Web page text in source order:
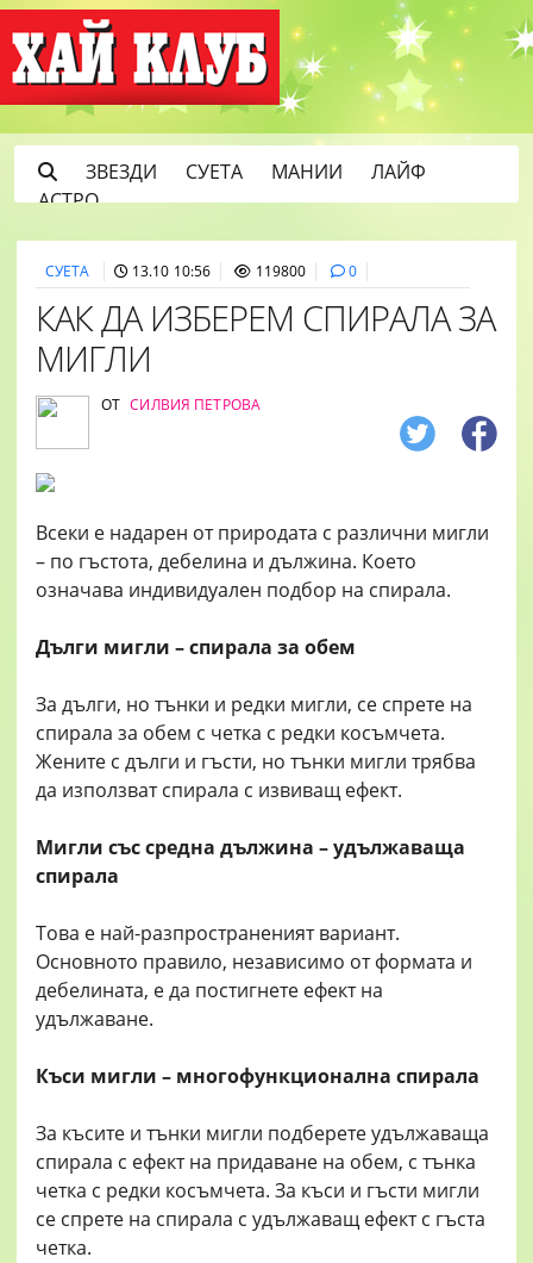
ЗВЕЗДИ СУЕТА МАНИИ
ЛАЙФ
АСТРО
СУЕТА 13.10 10:56 119800 0
КАК ДА ИЗБЕРЕМ СПИРАЛА ЗА
МИГЛИ
ОТ СИЛВИЯ ПЕТРОВА
Всеки е надарен от природата с различни мигли
– по гъстота, дебелина и дължина. Което
означава индивидуален подбор на спирала.
Дълги мигли – спирала за обем
За дълги, но тънки и редки мигли, се спрете на
спирала за обем с четка с редки косъмчета.
Жените с дълги и гъсти, но тънки мигли трябва
да използват спирала с извиващ ефект.
Мигли със средна дължина – удължаваща
спирала
Това е най-разпространеният вариант.
Основното правило, независимо от формата и
дебелината, е да постигнете ефект на
удължаване.
Къси мигли – многофункционална спирала
За късите и тънки мигли подберете удължаваща
спирала с ефект на придаване на обем, с тънка
четка с редки косъмчета. За къси и гъсти мигли
се спрете на спирала с удължаващ ефект с гъста
четка.